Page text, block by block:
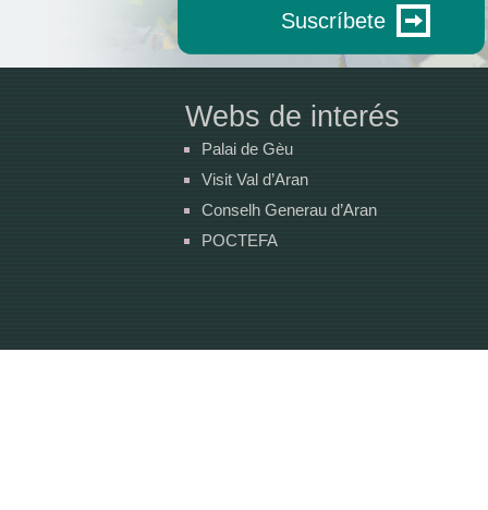
Suscríbete
Webs de interés
Palai de Gèu
Visit Val d’Aran
Conselh Generau d’Aran
POCTEFA